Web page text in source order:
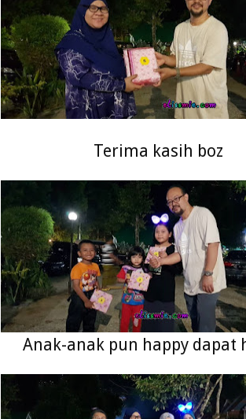
Terima kasih boz
Anak-anak pun happy dapat